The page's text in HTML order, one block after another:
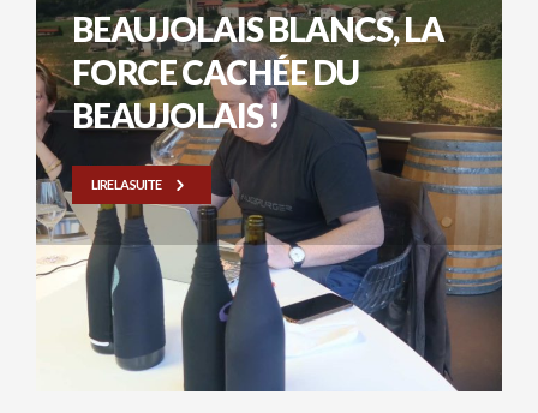
BEAUJOLAIS BLANCS, LA
FORCE CACHÉE DU
BEAUJOLAIS !
LIRE LA SUITE